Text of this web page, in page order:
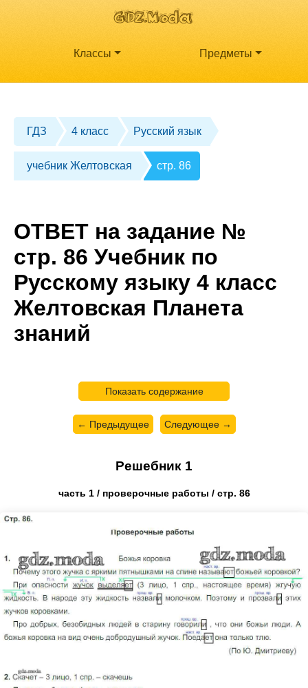
Классы Предметы
ГДЗ 4 класс Русский язык
учебник Желтовская стр. 86
ОТВЕТ на задание №
стр. 86 Учебник по
Русскому языку 4 класс
Желтовская Планета
знаний
Показать содержание
← Предыдущее Следующее →
Решебник 1
часть 1 / проверочные работы / стр. 86